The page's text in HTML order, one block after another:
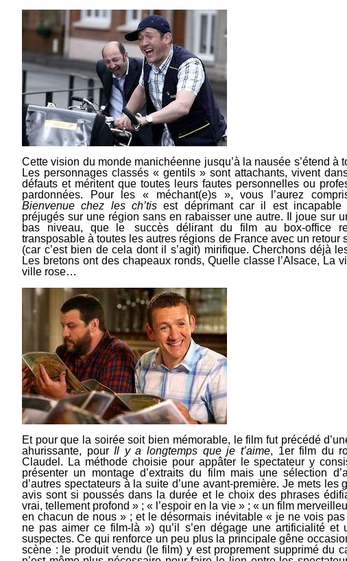
Cette vision du monde manichéenne jusqu’à la nausée s’étend à
Les personnages classés « gentils » sont attachants, vivent
défauts et méritent que toutes leurs fautes personnelles ou
pardonnées. Pour les « méchant(e)s », vous l’aurez
Bienvenue chez lesch’tis est déprimant car il est incapable
préjugés sur une région sans en rabaisser une autre. Il joue sur
bas niveau, que le
succès délirantdu film au box-office
transposable à toutes les autres régions de France avec un retour
(car c’est bien de cela dont il s’agit) mirifique. Cherchons déjà
Les bretons ont des chapeaux ronds, Quelleclasse l’Alsace, La
ville rose…
Et pour que la soirée soit bien mémorable, le film fut précédé
ahurissante, pourIl y a longtemps que je t’aime, 1er film du
Claudel. La méthode choisie pour appâter le spectateur y
présenter un montage d’extraits du film mais une sélection
d’autres spectateurs à la suite d’une avant-première. Je mets les
avis sont si poussés dans la durée et le choix des phrases
vrai, tellement profond » ; « l’espoir en la vie »; « un film
en chacun de nous » ; et le désormais inévitable « je ne vois
ne pas aimer ce film-là ») qu’il s’en dégage uneartificialité et
suspectes. Ce qui renforce un peu plus la principale gêne
scène : le produit vendu (le film) y est proprement supprimé du